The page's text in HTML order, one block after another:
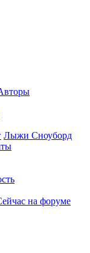
Лыжи Сноуборд
на форуме